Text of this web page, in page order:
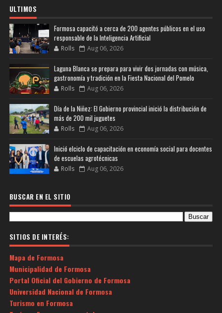
ULTIMOS
Formosa capacitó a cerca de 200 agentes públicos en el uso
responsable de la Inteligencia Artificial
Rolls Aug 06, 2026
Laguna Blanca se prepara para vivir dos jornadas con música,
gastronomía y tradición en la Fiesta Nacional del Pomelo
Rolls Aug 06, 2026
Día de la Niñez: El Gobierno provincial inició la distribución de
más de 200 mil juguetes
Rolls Aug 06, 2026
Inició elciclo de capacitación en economía social para docentes
de escuelas agrotécnicas
Rolls Aug 06, 2026
BUSCAR EN EL SITIO
SITIOS DE INTERÉS:
Mapa de Formosa
Municipalidad de Formosa
Portal Oficial del Gobierno de Formosa
Universidad Nacional de Formosa
Turismo en Formosa